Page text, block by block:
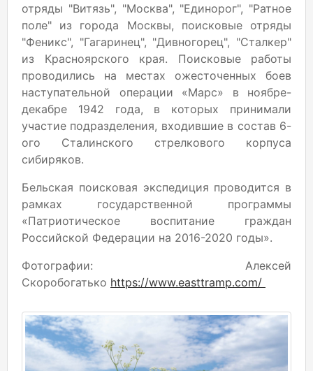
отряды "Витязь", "Москва", "Единорог", "Ратное
поле" из города Москвы, поисковые отряды
"Феникс", "Гагаринец", "Дивногорец", "Сталкер"
из Красноярского края. Поисковые работы
проводились на местах ожесточенных боев
наступательной операции «Марс» в ноябре-
декабре 1942 года, в которых принимали
участие подразделения, входившие в состав 6-
ого Сталинского стрелкового корпуса
сибиряков.
Бельская поисковая экспедиция проводится в
рамках государственной программы
«Патриотическое воспитание граждан
Российской Федерации на 2016-2020 годы».
Фотографии: Алексей
Скоробогатько https://www.easttramp.com/